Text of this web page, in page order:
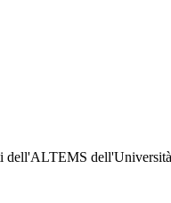
dell'ALTEMS